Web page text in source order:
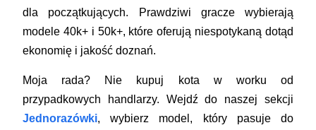
dla początkujących. Prawdziwi gracze wybierają
modele 40k+ i 50k+, które oferują niespotykaną dotąd
ekonomię i jakość doznań.
Moja rada? Nie kupuj kota w worku od
przypadkowych handlarzy. Wejdź do naszej sekcji
Jednorazówki, wybierz model, który pasuje do